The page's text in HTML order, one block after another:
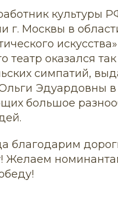
культуры
г. Москвы в
театр оказался
симпатий,
Эдуардовны
большое
благодарим
Желаем